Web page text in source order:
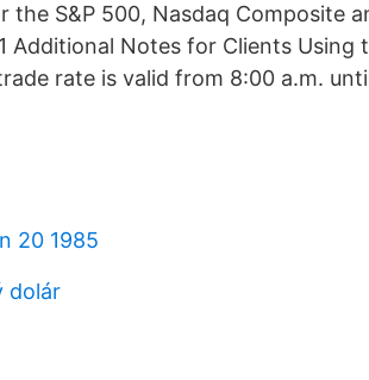
S&P 500, Nasdaq Composite
Additional Notes for Clients Using
rate is valid from 8:00 a.m.
20 1985
dolár